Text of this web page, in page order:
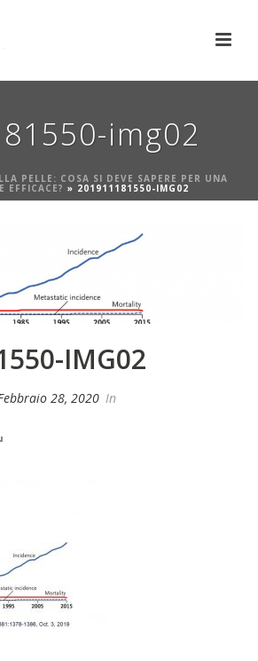
img02
PELLE: COSA SI DEVE SAPERE PER UNA
EFFICACE? » 201911181550-IMG02
IMG02
28, 2020 In